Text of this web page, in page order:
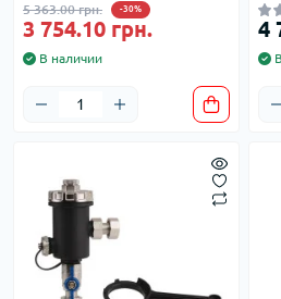
5 363.00 грн. -30%
3 754.10 грн.
В наличии
4